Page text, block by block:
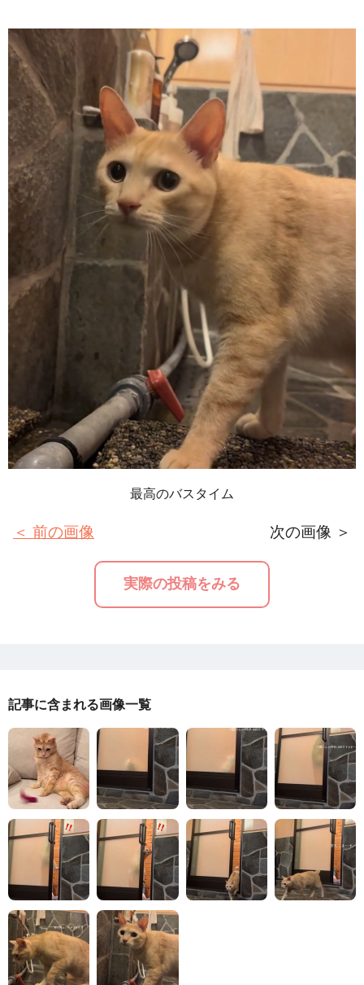
最高のバスタイム
＜ 前の画像
実際の投稿をみる
次の画像 ＞
記事に含まれる画像一覧